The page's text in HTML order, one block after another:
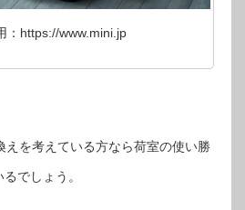
：https://www.mini.jp
えを考えている方なら荷室の使い勝
でしょう。